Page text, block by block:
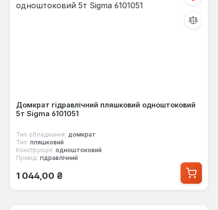
Домкрат гідравлічний пляшковий одноштоковий
5т Sigma 6101051
Тип обладнання: домкрат
Тип: пляшковий
Конструкція: одноштоковий
Привід: гідравлічний
Звичайна ціна:
1 044,00 ₴